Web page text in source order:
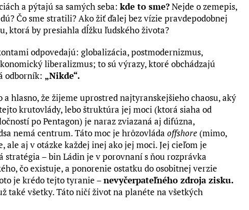
a pýtajú sa samých seba: kde to sme?Nejde o zemepis,
Čo sme stratili? Ako žiť ďalej bez vízie pravdepodobnej
ktorá by presiahla dĺžku ľudského života?
odpovedajú: globalizácia, postmodernizmus,
liberalizmus; to sú výrazy, ktoré obchádzajú
odborník: „Nikde“.
hlasno, že žijeme uprostred najtyranskejšieho chaosu, aký
krutovlády, lebo štruktúra jej moci (ktorá siaha od
po Pentagon) je naraz zviazaná aj difúzna,
nemá centrum. Táto moc je hrôzovláda offshore (mimo,
ale aj v otázke každej inej ako jej moci. Jej cieľom je
– bin Ládin je v porovnaní s ňou rozprávka
čo existuje, a ponorenie ostatku do osobitnej verzie
je krédo tejto tyranie –nevyčerpateľného zdroja zisku.
také všetky. Táto ničí život na planéte na všetkých